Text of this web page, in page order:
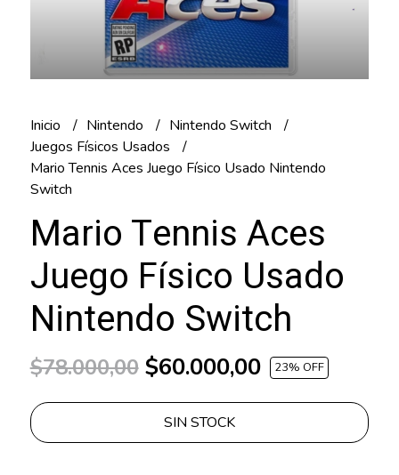
Inicio Nintendo
Nintendo Switch
Juegos Físicos Usados
Mario Tennis Aces Juego Físico Usado Nintendo
Switch
Mario Tennis Aces
Juego Físico Usado
Nintendo Switch
$78.000,00$60.000,00 23% OFF
SIN STOCK